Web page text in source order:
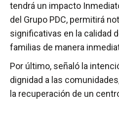
tendrá un impacto
del Grupo PDC, permitirá
significativas en la calidad
familias de manera
Por último, señaló la
dignidad a las
la recuperación de un